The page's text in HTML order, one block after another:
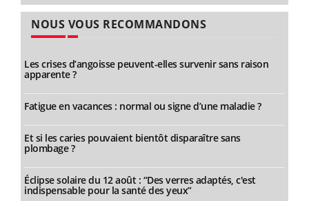
NOUS VOUS RECOMMANDONS
Les crises d’angoisse peuvent-elles survenir sans raison
apparente ?
Fatigue en vacances : normal ou signe d’une maladie ?
Et si les caries pouvaient bientôt disparaître sans
plombage ?
Éclipse solaire du 12 août : “Des verres adaptés, c'est
indispensable pour la santé des yeux”